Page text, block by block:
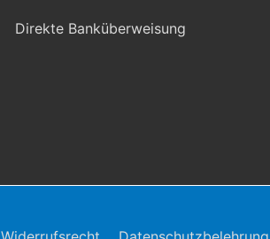
Direkte Banküberweisung